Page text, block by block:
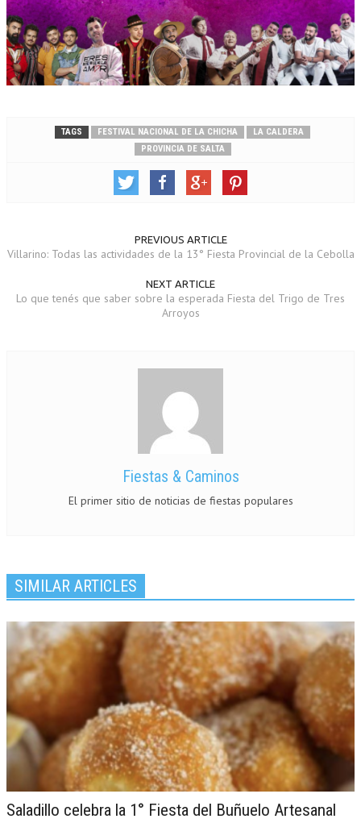
TAGS FESTIVAL NACIONAL DE LA CHICHA
LA CALDERA
PROVINCIA DE SALTA
PREVIOUS ARTICLE
Villarino: Todas las actividades de la 13° Fiesta Provincial de la Cebolla
NEXT ARTICLE
Lo que tenés que saber sobre la esperada Fiesta del Trigo de Tres
Arroyos
Fiestas & Caminos
El primer sitio de noticias de fiestas populares
SIMILAR ARTICLES
Saladillo celebra la 1° Fiesta del Buñuelo Artesanal